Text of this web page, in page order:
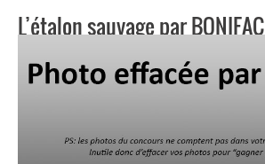
L’étalon sauvage par